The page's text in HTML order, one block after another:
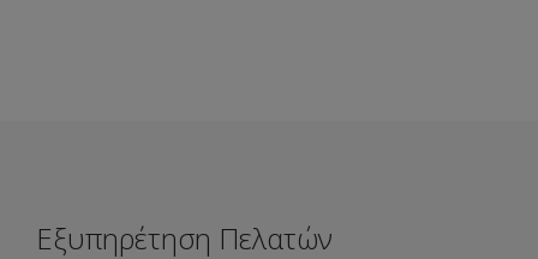
Εξυπηρέτηση Πελατών